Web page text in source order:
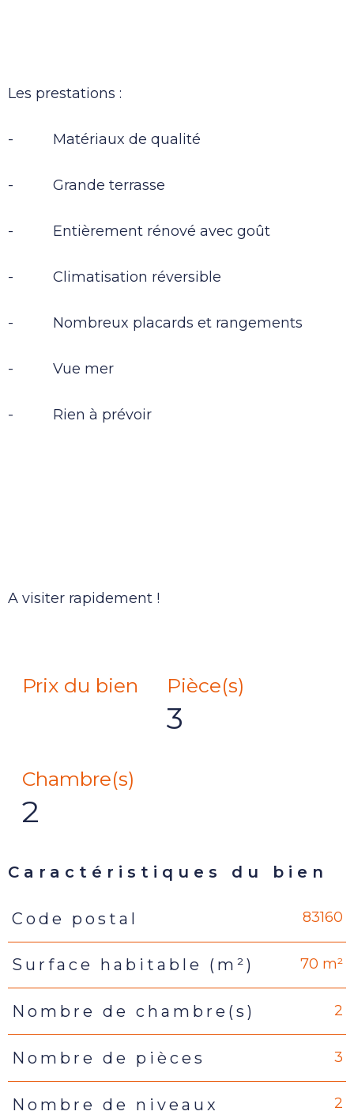
Les prestations :
- Matériaux de qualité
- Grande terrasse
- Entièrement rénové avec goût
- Climatisation réversible
- Nombreux placards et rangements
- Vue mer
- Rien à prévoir
A visiter rapidement !
Prix du bien Pièce(s)
3
Chambre(s)
2
Caractéristiques du bien
Caractéristiques
Code postal 83160
Surface habitable (m²) 70 m²
Nombre de chambre(s) 2
Nombre de pièces 3
Nombre de niveaux 2